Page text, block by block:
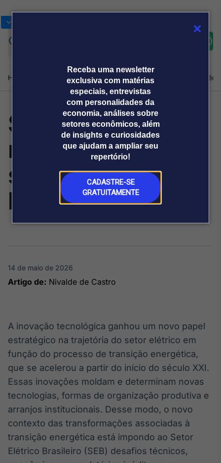
Receba uma newsletter
exclusiva com matérias
especiais, entrevistas
com personalidades da
economia, análises sobre
setores econômicos, além
de insights e curiosidades
que ajudam a ampliar seu
repertório!
CADASTRE-SE
GRATUITAMENTE
Home Produtos e soluçõesNotíciasBlogWeekend
Plataformas
Broadcast
Broadcast+
O mercado
financeiro em
tempo real
Broadcast
política em
tempo real
Broadcast
Energia
O setor de
no Brasil
Broadcast
White Label
Sobre nós Releases Broadcast
Prêmio Broadcast
Analistas
Prêmio Broadcast
Empresas
Agências de
comunicação
Releases
Sandbox
regulatório no
setor elétrico
brasileiro
14 de maio de 2026
Artigo de: Nivalde de Castro
A inovação tecnológica ganhou um novo papel
estratégico na trajetória do setor elétrico em
função do processo de transição energética,
que se acelerou a partir do início do século XXI.
Essas inovações moldam e determinam novas
tecnologias, formas de organização produtiva e
arranjos institucionais. Desse modo, o novo
contexto das transformações associadas à
transição energética está impondo ao Setor
Elétrico Brasileiro (SEB) desafios técnicos,